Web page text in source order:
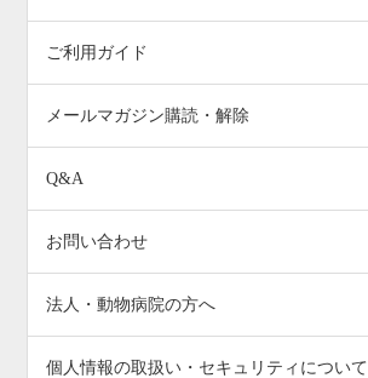
ご利用ガイド
メールマガジン購読・解除
Q&A
お問い合わせ
法人・動物病院の方へ
個人情報の取扱い・セキュリティについて